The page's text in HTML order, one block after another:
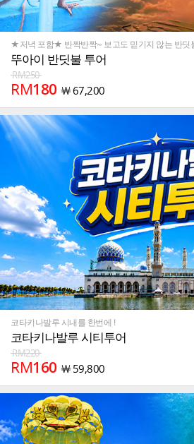
★저녁 포함★ 반짝반짝~ 보고도 믿기지 않는 반딧
뚜아이 반딧불 투어
RM250
RM180 ￦67,200
코타키나발루 시내를 한번에 !
코타키나발루 시티투어
RM220
RM160 ￦ 59,800